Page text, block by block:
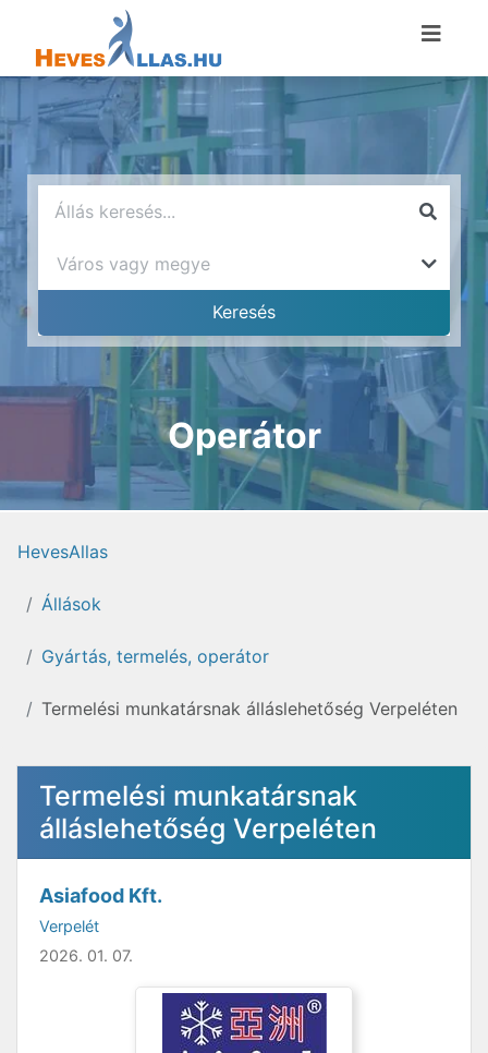
Operátor
HevesAllas
Állások
Gyártás, termelés, operátor
Termelési munkatársnak álláslehetőség Verpeléten
Termelési munkatársnak
álláslehetőség Verpeléten
Asiafood Kft.
Verpelét
2026. 01. 07.